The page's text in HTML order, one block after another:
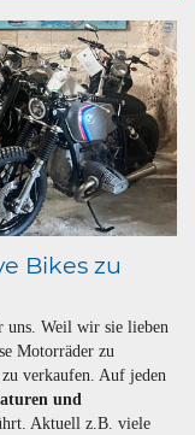
Bikes zu
uns. Weil wir sie lieben
Motorräder zu
verkaufen. Auf jeden
und
Aktuell z.B. viele